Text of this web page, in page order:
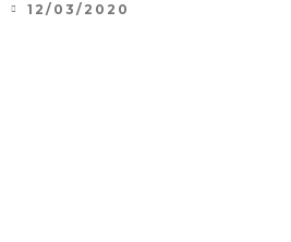
12/03/2020